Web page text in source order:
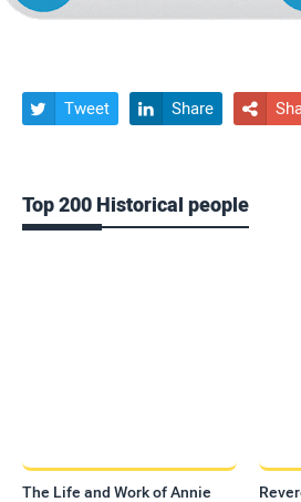
 Tweet  Share 
Top 200 Historical people
The Life and Work of Annie